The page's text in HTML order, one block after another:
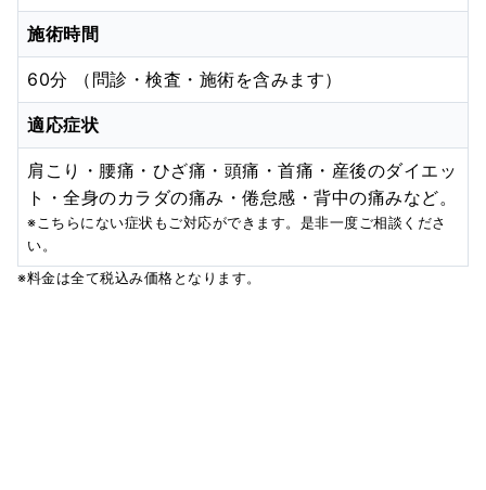
施術時間
60分 （問診・検査・施術を含みます）
適応症状
肩こり・腰痛・ひざ痛・頭痛・首痛・産後のダイエッ
ト・全身のカラダの痛み・倦怠感・背中の痛みなど。
※こちらにない症状もご対応ができます。是非一度ご相談くださ
い。
※料金は全て税込み価格となります。